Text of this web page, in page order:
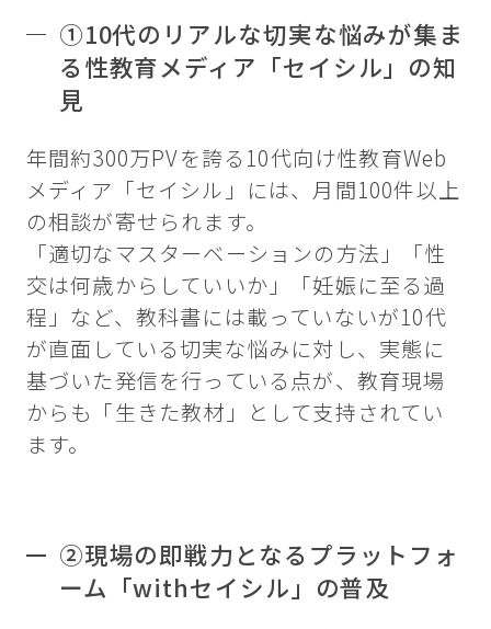
①10代のリアルな切実な悩みが集ま
る性教育メディア「セイシル」の知
見
年間約300万PVを誇る10代向け性教育Web
メディア「セイシル」には、月間100件以上
の相談が寄せられます。
「適切なマスターベーションの方法」「性
交は何歳からしていいか」「妊娠に至る過
程」など、教科書には載っていないが10代
が直面している切実な悩みに対し、実態に
基づいた発信を行っている点が、教育現場
からも「生きた教材」として支持されてい
ます。
②現場の即戦力となるプラットフォ
ーム「withセイシル」の普及